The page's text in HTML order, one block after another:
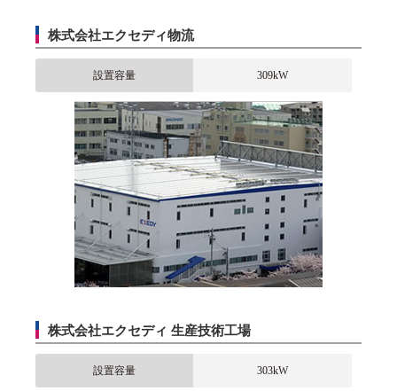
株式会社エクセディ物流
設置容量 309kW
株式会社エクセディ 生産技術工場
設置容量 303kW